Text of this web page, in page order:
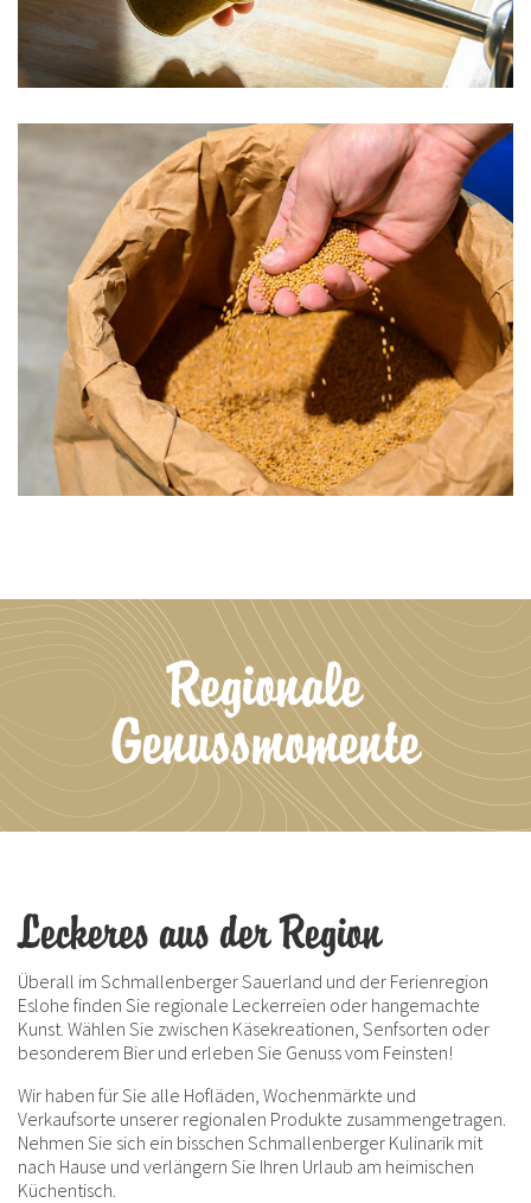
Regionale
Genussmomente
Leckeres aus der Region
Überall im Schmallenberger Sauerland und der Ferienregion
Eslohe finden Sie regionale Leckerreien oder hangemachte
Kunst. Wählen Sie zwischen Käsekreationen, Senfsorten oder
besonderem Bier und erleben Sie Genuss vom Feinsten!
Wir haben für Sie alle Hofläden, Wochenmärkte und
Verkaufsorte unserer regionalen Produkte zusammengetragen.
Nehmen Sie sich ein bisschen Schmallenberger Kulinarik mit
nach Hause und verlängern Sie Ihren Urlaub am heimischen
Küchentisch.